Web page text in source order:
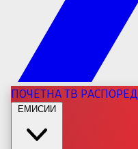
ПОЧЕТНАТВ РАСПОРЕД
ЕМИСИИ